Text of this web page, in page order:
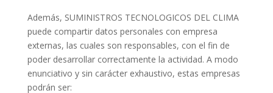
Además, SUMINISTROS TECNOLOGICOS DEL CLIMA
puede compartir datos personales con empresa
externas, las cuales son responsables, con el fin de
poder desarrollar correctamente la actividad. A modo
enunciativo y sin carácter exhaustivo, estas empresas
podrán ser: